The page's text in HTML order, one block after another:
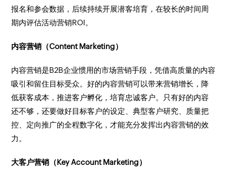
报名和参会数据，后续持续开展潜客培育，在较长的时间周
期内评估活动营销ROI。
内容营销（Content Marketing）
内容营销是B2B企业惯用的市场营销手段，凭借高质量的内容
吸引和留住目标受众。好的内容营销可以带来营销增长，降
低获客成本，推进客户孵化，培育忠诚客户。只有好的内容
还不够，还要做好目标客户的设定、典型客户研究、质量把
控、定向推广的全程数字化，才能充分发挥出内容营销的效
力。
大客户营销（Key Account Marketing）